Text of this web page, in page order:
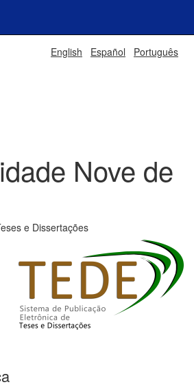
English Español Português
Nove de
e Dissertações